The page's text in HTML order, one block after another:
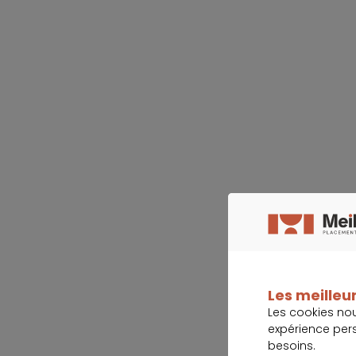
Les
Les cookies
expérience
besoins.